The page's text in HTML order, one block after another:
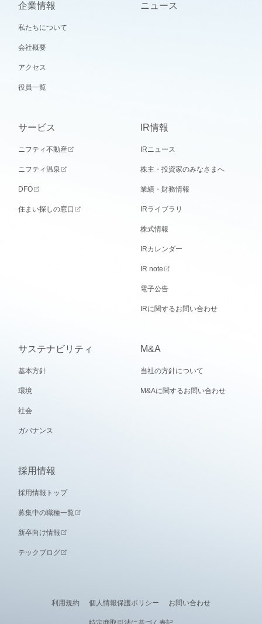
企業情報
私たちについて
会社概要
アクセス
役員一覧
ニュース
サービス
ニフティ不動産
ニフティ温泉
DFO
住まい探しの窓口
IR情報
IRニュース
株主・投資家のみなさまへ
業績・財務情報
IRライブラリ
株式情報
IRカレンダー
IR note
電子公告
IRに関するお問い合わせ
サステナビリティ
基本方針
環境
社会
ガバナンス
M&A
当社の方針について
M&Aに関するお問い合わせ
採用情報
採用情報トップ
募集中の職種一覧
新卒向け情報
テックブログ
利用規約 個人情報保護ポリシー お問い合わせ